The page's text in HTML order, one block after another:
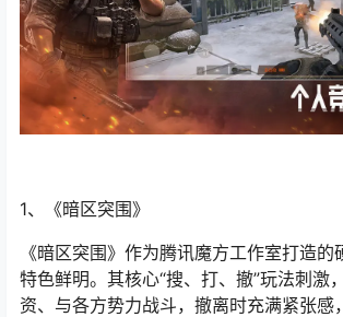
1、《暗区突围》
《暗区突围》作为腾讯魔方工作室打造的
特色鲜明。其核心“搜、打、撤”玩法刺激
资、与各方势力战斗，撤离时充满紧张感